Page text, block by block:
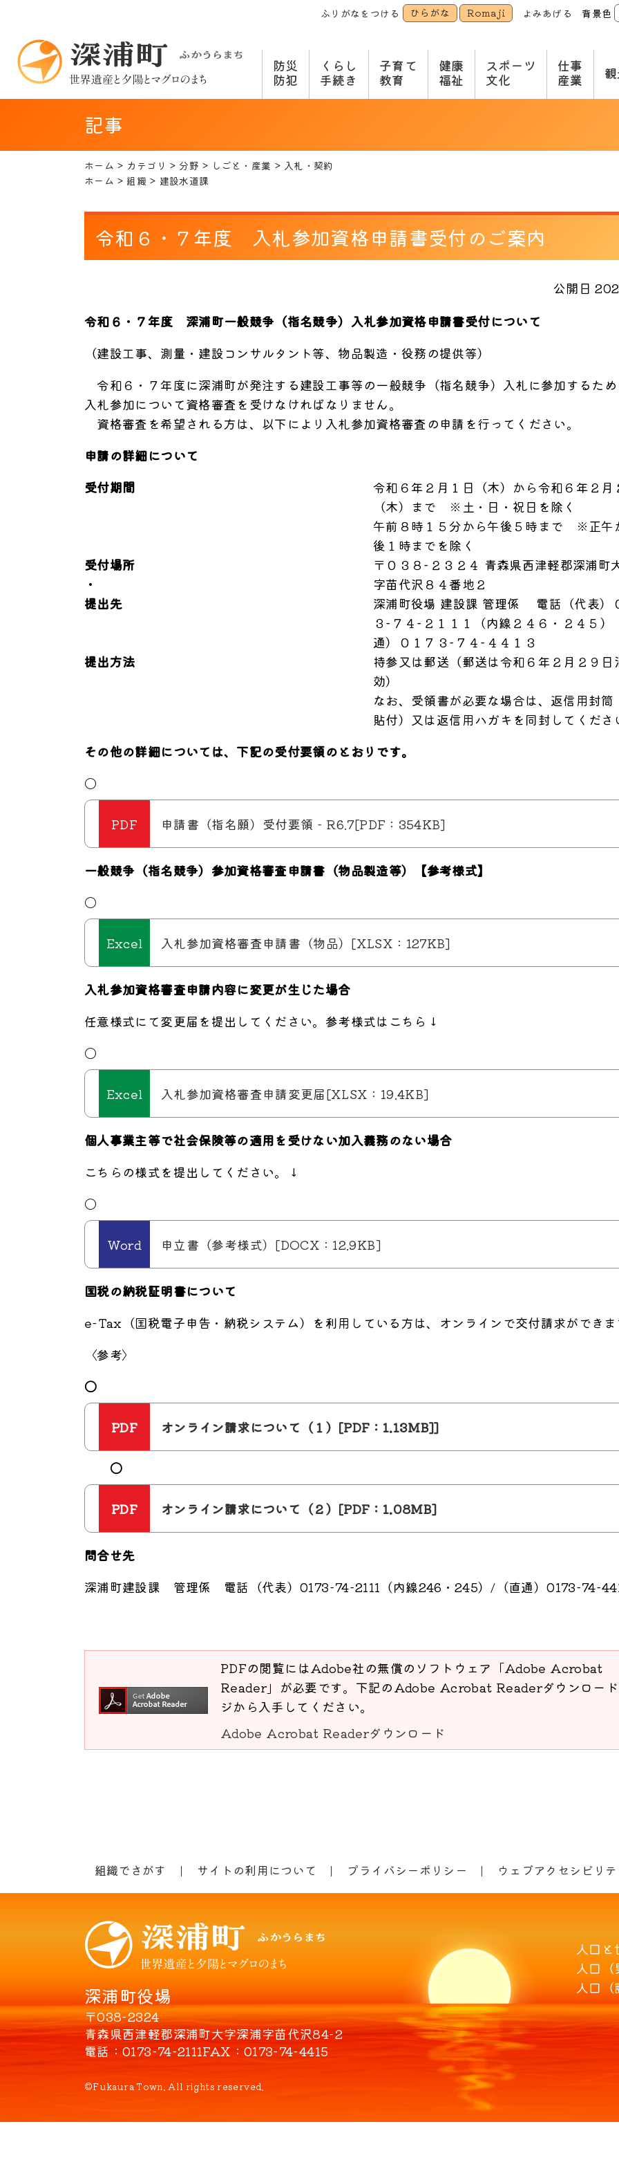
ふりがなをつける ひらがな Romaji よみあげる 背景色
防災
防犯
くらし
手続き
子育て
教育
健康
福祉
スポーツ
文化
仕事
産業
記事
ホーム カテゴリ 分野 しごと・産業
入札・契約
ホーム
組織 建設水道課
令和６・７年度 入札参加資格申請書受付のご案内
公開日
令和６・７年度 深浦町一般競争（指名競争）入札参加資格申請書受付について
（建設工事、測量・建設コンサルタント等、物品製造・役務の提供等）
令和６・７年度に深浦町が発注する建設工事等の一般競争（指名競争）入札に参加するた
入札参加について資格審査を受けなければなりません。
資格審査を希望される方は、以下により入札参加資格審査の申請を行ってください。
申請の詳細について
受付期間
令和６年２月１日（木）から令和６年２月
（木）まで ※土・日・祝日を除く
午前８時１５分から午後５時まで ※正午
後１時までを除く
受付場所
・
提出先
〒０３８−２３２４ 青森県西津軽郡深浦町
字苗代沢８４番地２
深浦町役場 建設課 管理係 電話（代表）
３−７４−２１１１（内線２４６・２４
通）０１７３−７４−４４１３
提出方法
持参又は郵送（郵送は令和６年２月２９日
効）
なお、受領書が必要な場合は、返信用封筒
貼付）又は返信用ハガキを同封してくださ
その他の詳細については、下記の受付要領のとおりです。
〇
申請書（指名願）受付要領 - R6.7[PDF：354KB]
一般競争（指名競争）参加資格審査申請書（物品製造等）【参考様式】
〇
入札参加資格審査申請書（物品）[XLSX：127KB]
入札参加資格審査申請内容に変更が生じた場合
任意様式にて変更届を提出してください。参考様式はこちら↓
〇
入札参加資格審査申請変更届[XLSX：19.4KB]
個人事業主等で社会保険等の適用を受けない加入義務のない場合
こちらの様式を提出してください。↓
〇
申立書（参考様式）[DOCX：12.9KB]
国税の納税証明書について
e-Tax（国税電子申告・納税システム）を利用している方は、オンラインで交付請求ができ
〈参考〉
〇
オンライン請求について（１）[PDF：1.13MB]]
〇
オンライン請求について（２）[PDF：1.08MB]
問合せ先
深浦町建設課 管理係 電話（代表）0173-74-2111（内線246・245）/（直通）0173-74-
PDFの閲覧にはAdobe社の無償のソフトウェア「Adobe Acrobat
Reader」が必要です。下記のAdobe Acrobat Readerダウンロー
ジから入手してください。
Adobe Acrobat Readerダウンロード
組織でさがす サイトの利用について プライバシーポリシー ウェブアクセシビリ
深浦町役場
〒038-2324
青森県西津軽郡深浦町大字深浦字苗代沢84-2
電話
0173-74-2111FAX 0173-74-4415
人口と
人口（
人口（
©Fukaura Town. All rights reserved.